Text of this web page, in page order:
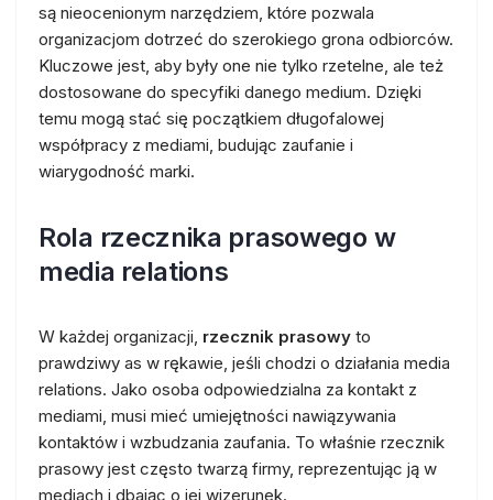
są nieocenionym narzędziem, które pozwala
organizacjom dotrzeć do szerokiego grona odbiorców.
Kluczowe jest, aby były one nie tylko rzetelne, ale też
dostosowane do specyfiki danego medium. Dzięki
temu mogą stać się początkiem długofalowej
współpracy z mediami, budując zaufanie i
wiarygodność marki.
Rola rzecznika prasowego w
media relations
W każdej organizacji, rzecznik prasowy to
prawdziwy as w rękawie, jeśli chodzi o działania media
relations. Jako osoba odpowiedzialna za kontakt z
mediami, musi mieć umiejętności nawiązywania
kontaktów i wzbudzania zaufania. To właśnie rzecznik
prasowy jest często twarzą firmy, reprezentując ją w
mediach i dbając o jej wizerunek.